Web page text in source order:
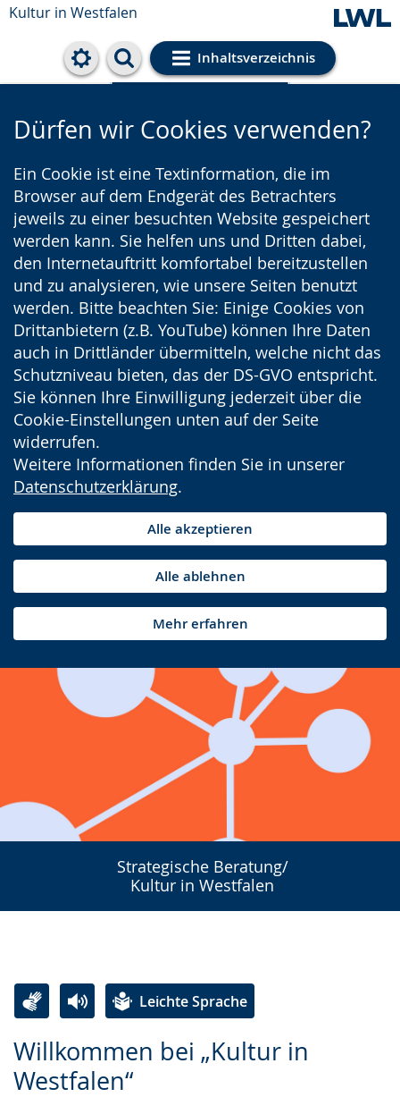
Kultur in Westfalen
Inhaltsverzeichnis
Cookie-Einstellungen
Dürfen wir Cookies verwenden?
Ein Cookie ist eine Textinformation, die im
Browser auf dem Endgerät des Betrachters
jeweils zu einer besuchten Website gespeichert
werden kann. Sie helfen uns und Dritten dabei,
den Internetauftritt komfortabel bereitzustellen
und zu analysieren, wie unsere Seiten benutzt
werden. Bitte beachten Sie: Einige Cookies von
Drittanbietern (z.B. YouTube) können Ihre Daten
auch in Drittländer übermitteln, welche nicht das
Schutzniveau bieten, das der DS-GVO entspricht.
Sie können Ihre Einwilligung jederzeit über die
Cookie-Einstellungen unten auf der Seite
widerrufen.
Weitere Informationen finden Sie in unserer
Datenschutzerklärung.
Alle akzeptieren
Alle ablehnen
Mehr erfahren
Strategische Beratung/
Kultur in Westfalen
Willkommen bei „Kultur in
Westfalen“
Leichte Sprache
Leichten
Sprache
Audio-
Unterstützung.
Video
in